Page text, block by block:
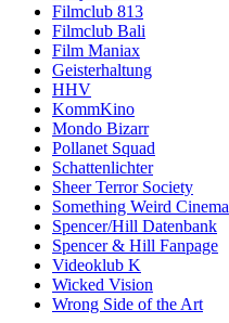
Filmclub 813
Filmclub Bali
Film Maniax
Geisterhaltung
HHV
KommKino
Mondo Bizarr
Pollanet Squad
Schattenlichter
Sheer Terror Society
Something Weird Cinema
Spencer/Hill Datenbank
Spencer & Hill Fanpage
Videoklub K
Wicked Vision
Wrong Side of the Art